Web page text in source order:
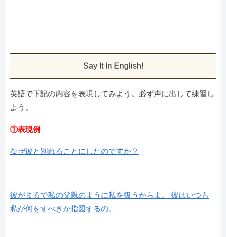
Say It In English!
英語で下記の内容を表現してみよう。必ず声に出して練習し
よう。
①表現例
なぜ彼と別れることにしたのですか？
彼がまるで私の父親のように私を扱うからよ。 彼はいつも
私が何をすべきか指図するの。